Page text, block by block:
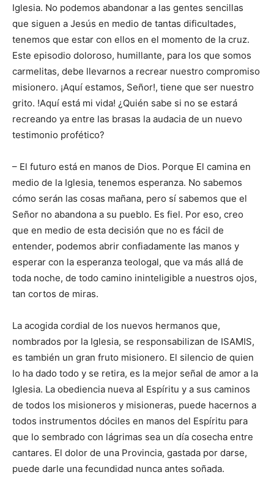
Iglesia. No podemos abandonar a las gentes sencillas
que siguen a Jesús en medio de tantas dificultades,
tenemos que estar con ellos en el momento de la cruz.
Este episodio doloroso, humillante, para los que somos
carmelitas, debe llevarnos a recrear nuestro compromiso
misionero. ¡Aquí estamos, Señor!, tiene que ser nuestro
grito. !Aquí está mi vida! ¿Quién sabe si no se estará
recreando ya entre las brasas la audacia de un nuevo
testimonio profético?
– El futuro está en manos de Dios. Porque El camina en
medio de la Iglesia, tenemos esperanza. No sabemos
cómo serán las cosas mañana, pero sí sabemos que el
Señor no abandona a su pueblo. Es fiel. Por eso, creo
que en medio de esta decisión que no es fácil de
entender, podemos abrir confiadamente las manos y
esperar con la esperanza teologal, que va más allá de
toda noche, de todo camino ininteligible a nuestros ojos,
tan cortos de miras.
La acogida cordial de los nuevos hermanos que,
nombrados por la Iglesia, se responsabilizan de ISAMIS,
es también un gran fruto misionero. El silencio de quien
lo ha dado todo y se retira, es la mejor señal de amor a la
Iglesia. La obediencia nueva al Espíritu y a sus caminos
de todos los misioneros y misioneras, puede hacernos a
todos instrumentos dóciles en manos del Espíritu para
que lo sembrado con lágrimas sea un día cosecha entre
cantares. El dolor de una Provincia, gastada por darse,
puede darle una fecundidad nunca antes soñada.